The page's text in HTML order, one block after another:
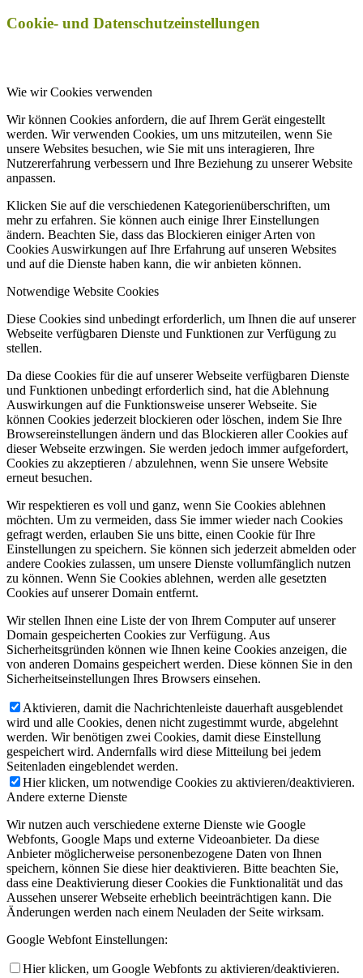
Cookie- und Datenschutzeinstellungen
Wie wir Cookies verwenden
Wir können Cookies anfordern, die auf Ihrem Gerät eingestellt
werden. Wir verwenden Cookies, um uns mitzuteilen, wenn Sie
unsere Websites besuchen, wie Sie mit uns interagieren, Ihre
Nutzererfahrung verbessern und Ihre Beziehung zu unserer Website
anpassen.
Klicken Sie auf die verschiedenen Kategorienüberschriften, um
mehr zu erfahren. Sie können auch einige Ihrer Einstellungen
ändern. Beachten Sie, dass das Blockieren einiger Arten von
Cookies Auswirkungen auf Ihre Erfahrung auf unseren Websites
und auf die Dienste haben kann, die wir anbieten können.
Notwendige Website Cookies
Diese Cookies sind unbedingt erforderlich, um Ihnen die auf unserer
Webseite verfügbaren Dienste und Funktionen zur Verfügung zu
stellen.
Da diese Cookies für die auf unserer Webseite verfügbaren Dienste
und Funktionen unbedingt erforderlich sind, hat die Ablehnung
Auswirkungen auf die Funktionsweise unserer Webseite. Sie
können Cookies jederzeit blockieren oder löschen, indem Sie Ihre
Browsereinstellungen ändern und das Blockieren aller Cookies auf
dieser Webseite erzwingen. Sie werden jedoch immer aufgefordert,
Cookies zu akzeptieren / abzulehnen, wenn Sie unsere Website
erneut besuchen.
Wir respektieren es voll und ganz, wenn Sie Cookies ablehnen
möchten. Um zu vermeiden, dass Sie immer wieder nach Cookies
gefragt werden, erlauben Sie uns bitte, einen Cookie für Ihre
Einstellungen zu speichern. Sie können sich jederzeit abmelden oder
andere Cookies zulassen, um unsere Dienste vollumfänglich nutzen
zu können. Wenn Sie Cookies ablehnen, werden alle gesetzten
Cookies auf unserer Domain entfernt.
Wir stellen Ihnen eine Liste der von Ihrem Computer auf unserer
Domain gespeicherten Cookies zur Verfügung. Aus
Sicherheitsgründen können wie Ihnen keine Cookies anzeigen, die
von anderen Domains gespeichert werden. Diese können Sie in den
Sicherheitseinstellungen Ihres Browsers einsehen.
Aktivieren, damit die Nachrichtenleiste dauerhaft ausgeblendet
wird und alle Cookies, denen nicht zugestimmt wurde, abgelehnt
werden. Wir benötigen zwei Cookies, damit diese Einstellung
gespeichert wird. Andernfalls wird diese Mitteilung bei jedem
Seitenladen eingeblendet werden.
Hier klicken, um notwendige Cookies zu aktivieren/deaktivieren.
Andere externe Dienste
Wir nutzen auch verschiedene externe Dienste wie Google
Webfonts, Google Maps und externe Videoanbieter. Da diese
Anbieter möglicherweise personenbezogene Daten von Ihnen
speichern, können Sie diese hier deaktivieren. Bitte beachten Sie,
dass eine Deaktivierung dieser Cookies die Funktionalität und das
Aussehen unserer Webseite erheblich beeinträchtigen kann. Die
Änderungen werden nach einem Neuladen der Seite wirksam.
Google Webfont Einstellungen:
Hier klicken, um Google Webfonts zu aktivieren/deaktivieren.